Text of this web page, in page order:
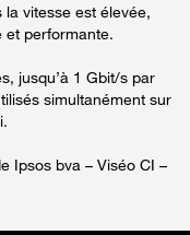
vitesse est élevée,
et performante.
jusqu’à 1 Gbit/s par
simultanément sur
Ipsos bva – Viséo CI –